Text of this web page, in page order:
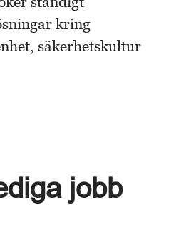
kring
säkerhetskultur
jobb